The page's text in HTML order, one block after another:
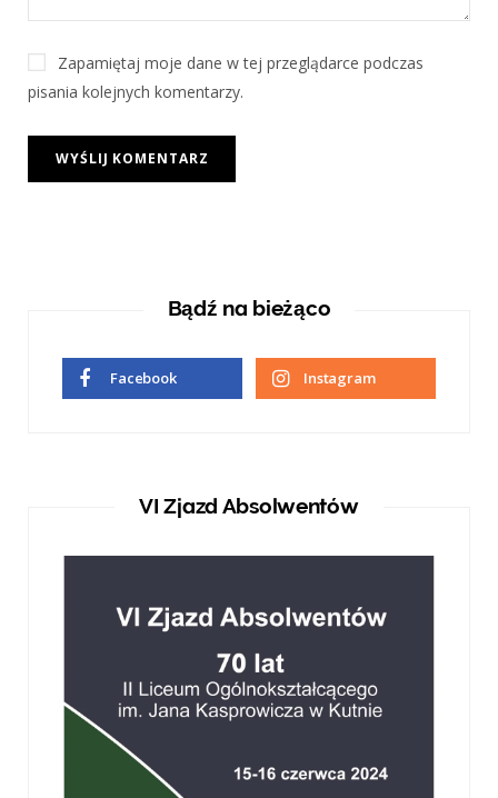
Zapamiętaj moje dane w tej przeglądarce podczas
pisania kolejnych komentarzy.
Bądź na bieżąco
Facebook Instagram
VI Zjazd Absolwentów